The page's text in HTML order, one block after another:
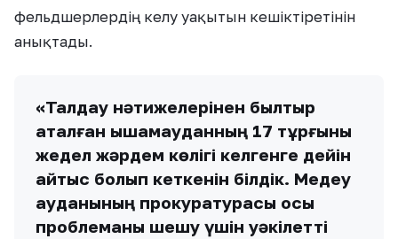
фельдшерлердің келу уақытын кешіктіретінін
анықтады.
«Талдау нәтижелерінен былтыр
аталған ықшамауданның 17 тұрғыны
жедел жәрдем көлігі келгенге дейін
қайтыс болып кеткенін білдік. Медеу
ауданының прокуратурасы осы
проблеманы шешу үшін уәкілетті